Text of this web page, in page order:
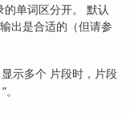
单词区分开。 默认
出是合适的（但请参
显示多个 片段时，片段
”。